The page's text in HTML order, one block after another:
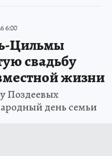
6:00
Цильмы
свадьбу
жизни
Поздеевых
день семьи